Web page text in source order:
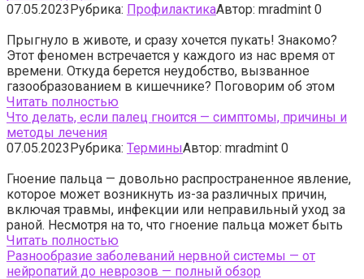
07.05.2023Рубрика: ПрофилактикаАвтор: mradmint 0
Прыгнуло в животе, и сразу хочется пукать! Знакомо?
Этот феномен встречается у каждого из нас время от
времени. Откуда берется неудобство, вызванное
газообразованием в кишечнике? Поговорим об этом
Читать полностью
Что делать, если палец гноится — симптомы, причины и
методы лечения
07.05.2023Рубрика: ТерминыАвтор: mradmint 0
Гноение пальца — довольно распространенное явление,
которое может возникнуть из-за различных причин,
включая травмы, инфекции или неправильный уход за
раной. Несмотря на то, что гноение пальца может быть
Читать полностью
Разнообразие заболеваний нервной системы — от
нейропатий до неврозов — полный обзор